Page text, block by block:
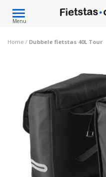
Toggle
navigation
Menu
Home / Dubbele fietstas 40L Tour